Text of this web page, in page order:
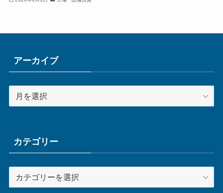
アーカイブ
ー
ブカテゴリー
テ